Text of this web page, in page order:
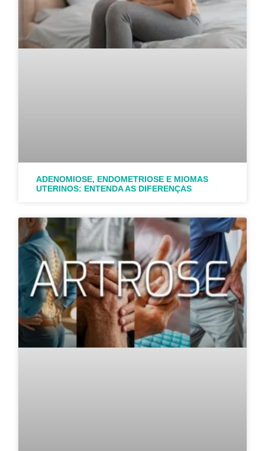
ADENOMIOSE, ENDOMETRIOSE E MIOMAS
UTERINOS: ENTENDA AS DIFERENÇAS